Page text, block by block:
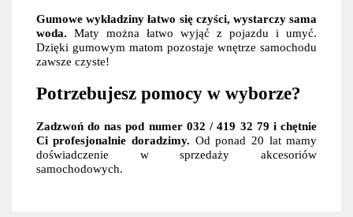
Gumowe wykładziny łatwo się czyści, wystarczy sama
woda. Maty można łatwo wyjąć z pojazdu i umyć.
Dzięki gumowym matom pozostaje wnętrze samochodu
zawsze czyste!
Potrzebujesz pomocy w wyborze?
Zadzwoń do nas pod numer 032 / 419 32 79 i chętnie
Ci profesjonalnie doradzimy. Od ponad 20 lat mamy
doświadczenie w sprzedaży akcesoriów
samochodowych.